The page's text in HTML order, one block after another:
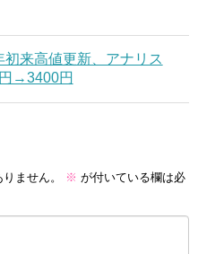
来高値更新、アナリス
→3400円
ません。 ※ が付いている欄は必